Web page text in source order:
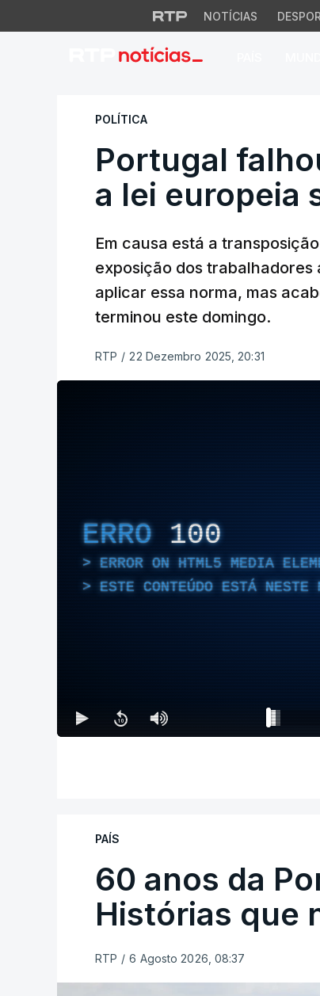
NOTÍCIAS
Portugal
POLÍTICA
Portugal
a lei europeia
Em causa está a
exposição dos trabalhadores
aplicar essa norma, mas
terminou este domingo.
RTP / 22 Dezembro 2025, 20:31
ERRO 100
ERROR ON HTML5 MEDIA
ESTE CONTEÚDO ESTÁ NESTE
PAÍS
60 anos da
Histórias que
RTP / 6 Agosto 2026, 08:37